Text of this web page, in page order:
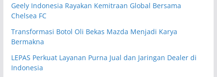
Geely Indonesia Rayakan Kemitraan Global Bersama
Chelsea FC
Transformasi Botol Oli Bekas Mazda Menjadi Karya
Bermakna
LEPAS Perkuat Layanan Purna Jual dan Jaringan Dealer di
Indonesia